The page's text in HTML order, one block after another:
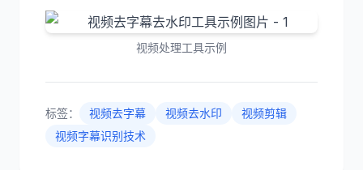
视频处理工具示例
标签： 视频去字幕 视频去水印
视频剪辑
视频字幕识别技术